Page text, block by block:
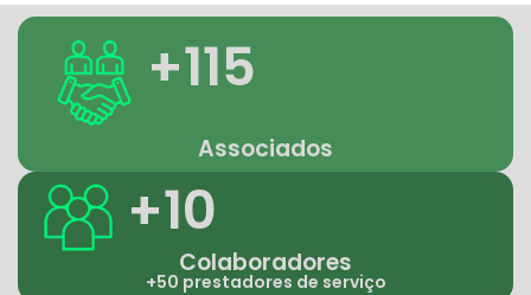
+115
Associados
+10
Colaboradores
+50 prestadores de serviço